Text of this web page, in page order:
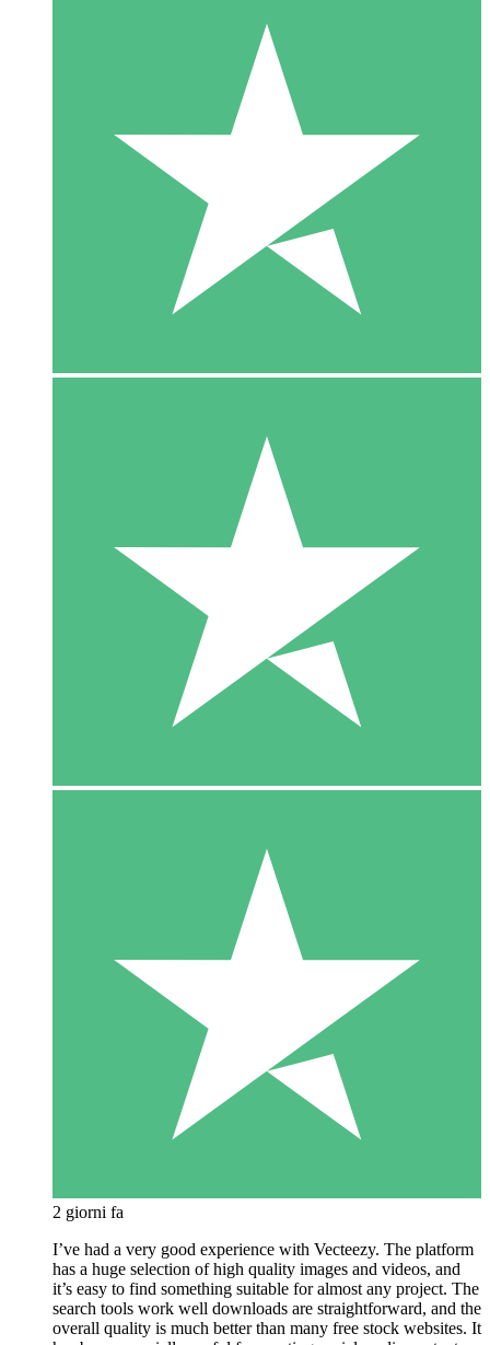
2 giorni fa
I’ve had a very good experience with Vecteezy. The platform
has a huge selection of high quality images and videos, and
it’s easy to find something suitable for almost any project. The
search tools work well downloads are straightforward, and the
overall quality is much better than many free stock websites. It